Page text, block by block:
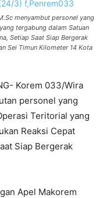
menyambut personel yang
tergabung dalam Satuan
Setiap Saat Siap Bergerak
Sei Timun Kilometer 14 Kota
Korem 033/Wira
personel yang
Teritorial yang
Reaksi Cepat
Siap Bergerak
Apel Makorem